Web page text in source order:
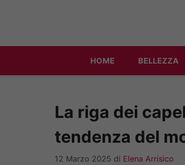
HOME BELLEZZA
La riga dei
tendenza del
12 Marzo 2025 di Elena Arrisico